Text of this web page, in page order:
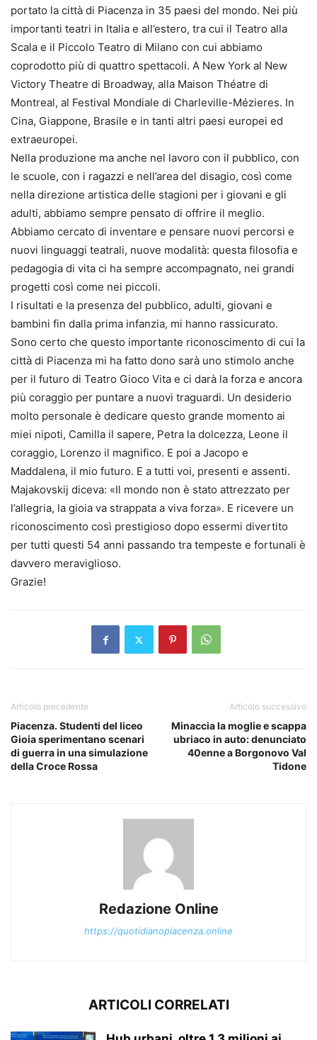
portato la città di Piacenza in 35 paesi del mondo. Nei più
importanti teatri in Italia e all’estero, tra cui il Teatro alla
Scala e il Piccolo Teatro di Milano con cui abbiamo
coprodotto più di quattro spettacoli. A New York al New
Victory Theatre di Broadway, alla Maison Théatre di
Montreal, al Festival Mondiale di Charleville-Mézieres. In
Cina, Giappone, Brasile e in tanti altri paesi europei ed
extraeuropei.
Nella produzione ma anche nel lavoro con il pubblico, con
le scuole, con i ragazzi e nell’area del disagio, così come
nella direzione artistica delle stagioni per i giovani e gli
adulti, abbiamo sempre pensato di offrire il meglio.
Abbiamo cercato di inventare e pensare nuovi percorsi e
nuovi linguaggi teatrali, nuove modalità: questa filosofia e
pedagogia di vita ci ha sempre accompagnato, nei grandi
progetti così come nei piccoli.
I risultati e la presenza del pubblico, adulti, giovani e
bambini fin dalla prima infanzia, mi hanno rassicurato.
Sono certo che questo importante riconoscimento di cui la
città di Piacenza mi ha fatto dono sarà uno stimolo anche
per il futuro di Teatro Gioco Vita e ci darà la forza e ancora
più coraggio per puntare a nuovi traguardi. Un desiderio
molto personale è dedicare questo grande momento ai
miei nipoti, Camilla il sapere, Petra la dolcezza, Leone il
coraggio, Lorenzo il magnifico. E poi a Jacopo e
Maddalena, il mio futuro. E a tutti voi, presenti e assenti.
Majakovskij diceva: «Il mondo non è stato attrezzato per
l’allegria, la gioia va strappata a viva forza». E ricevere un
riconoscimento così prestigioso dopo essermi divertito
per tutti questi 54 anni passando tra tempeste e fortunali è
davvero meraviglioso.
Grazie!
Articolo precedente
Piacenza. Studenti del liceo
Gioia sperimentano scenari
di guerra in una simulazione
della Croce Rossa
Articolo successivo
Minaccia la moglie e scappa
ubriaco in auto: denunciato
40enne a Borgonovo Val
Tidone
Redazione Online
https://quotidianopiacenza.online
ARTICOLI CORRELATI